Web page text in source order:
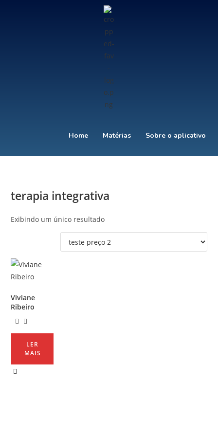
Home Matérias Sobre o aplicativo
terapia integrativa
Exibindo um único resultado
Viviane
Ribeiro
LER
MAIS